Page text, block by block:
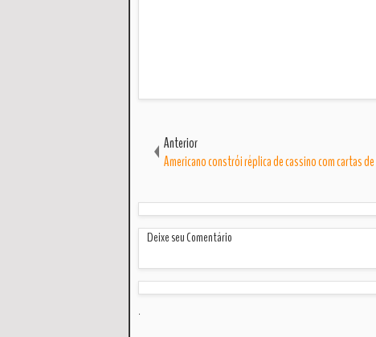
Anterior
Americano constrói réplica de cassino com cartas
Deixe seu Comentário